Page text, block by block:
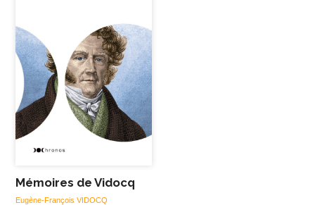
Mémoires de Vidocq
Eugène-François VIDOCQ